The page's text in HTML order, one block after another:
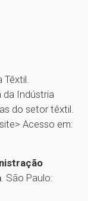
Têxtil.
da Indústria
do setor têxtil.
Acesso em:
. São Paulo: